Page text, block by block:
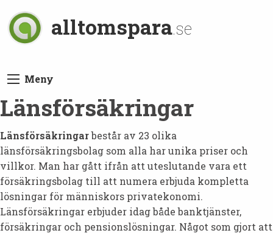
alltomspara.se
Meny
Länsförsäkringar
Länsförsäkringarbestår av 23 olika
länsförsäkringsbolag som alla har unika priser och
villkor. Man har gått ifrån att uteslutande vara ett
försäkringsbolag till att numera erbjuda kompletta
lösningar för människors privatekonomi.
Länsförsäkringar erbjuder idag både banktjänster,
försäkringar och pensionslösningar. Något som gjort att